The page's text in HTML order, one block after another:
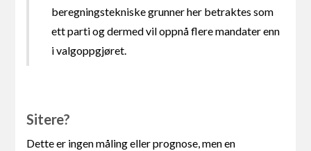
beregningstekniske grunner her betraktes som
ett parti og dermed vil oppnå flere mandater enn
i valgoppgjøret.
Sitere?
Dette er ingen måling eller prognose, men en